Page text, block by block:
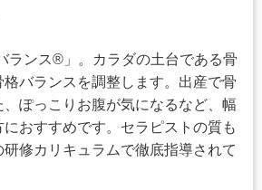
ランス®」。カラダの土台である骨
バランスを調整します。出産で骨
ぽっこりお腹が気になるなど、幅
おすすめです。セラピストの質も
修カリキュラムで徹底指導されて